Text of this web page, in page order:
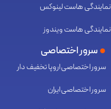
نمایندگی هاست لینوکس
نمایندگی هاست ویندوز
سرور اختصاصی
سرور اختصاصی اروپا تخفیف دار
سرور اختصاصی ایران